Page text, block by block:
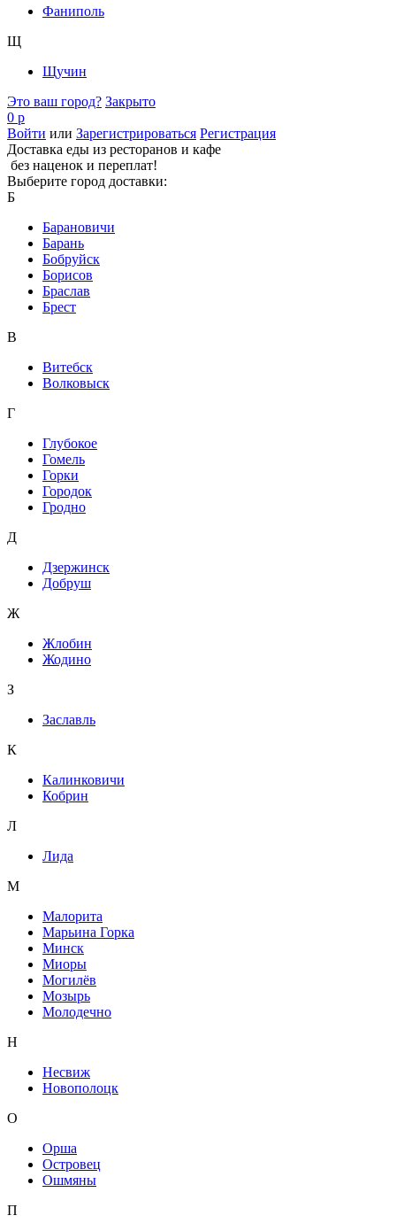
Фаниполь
Щ
Щучин
Это ваш город? Закрыто
0 р
Войти или Зарегистрироваться Регистрация
Доставка еды из ресторанов и кафе
без наценок и переплат!
Выберите город доставки:
Б
Барановичи
Барань
Бобруйск
Борисов
Браслав
Брест
В
Витебск
Волковыск
Г
Глубокое
Гомель
Горки
Городок
Гродно
Д
Дзержинск
Добруш
Ж
Жлобин
Жодино
З
Заславль
К
Калинковичи
Кобрин
Л
Лида
М
Малорита
Марьина Горка
Минск
Миоры
Могилёв
Мозырь
Молодечно
Н
Несвиж
Новополоцк
О
Орша
Островец
Ошмяны
П